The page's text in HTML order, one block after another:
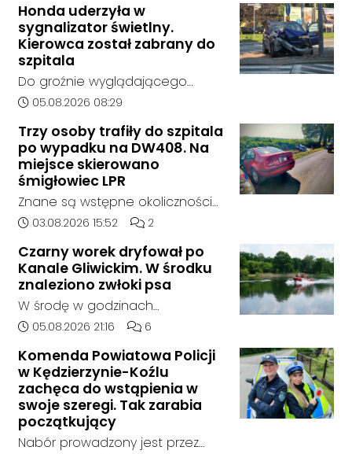
Kędzierzynie-Koźlu zakończył się
bez rozstrzygnięcia. Mimo
wcześniejszego zainteresowania
terenem ze strony sieci Dino, do
postępowania nie zgłosił się
żaden oferent.
Honda uderzyła w
sygnalizator świetlny.
Kierowca został zabrany do
szpitala
Do groźnie wyglądającego
zdarzenia drogowego doszło w
godziny 6:30 kierujący
samochodem marki Honda
zjechał z drogi i uderzył w
sygnalizator świetlny.
Data dodania artykułu:
05.08.2026 08:29
Trzy osoby trafiły do szpitala
po wypadku na DW408. Na
miejsce skierowano
śmigłowiec LPR
Znane są wstępne okoliczności
zdarzenia drogowego, do
14:30 na drodze wojewódzkiej nr
408 pomiędzy Starym Koźlem a
Data dodania artykułu:
03.08.2026 15:52 Liczba komentarzy artykułu:
2
Czarny worek dryfował po
Kanale Gliwickim. W środku
znaleziono zwłoki psa
W środę w godzinach
popołudniowych służby zostały
Gliwicki po zgłoszeniu od
zaniepokojonego świadka.
Osoba zgłaszająca zauważyła
unoszący się na wodzie czarny
worek, którego zawartość
Data dodania artykułu:
05.08.2026 21:16 Liczba komentarzy artykułu:
6
Komenda Powiatowa Policji
w Kędzierzynie-Koźlu
zachęca do wstąpienia w
swoje szeregi. Tak zarabia
początkujący
Nabór prowadzony jest przez